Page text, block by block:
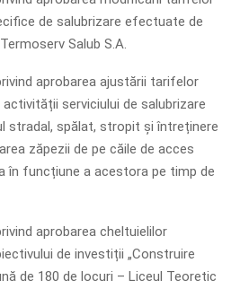
de salubrizare efectuate de
Salub S.A.
aprobarea ajustării tarifelor
serviciului de salubrizare
stradal, spălat, stropit și întreținere
zăpezii de pe căile de acces
în funcțiune a acestora pe timp de
aprobarea cheltuielilor
de investiții „Construire
de 180 de locuri – Liceul Teoretic